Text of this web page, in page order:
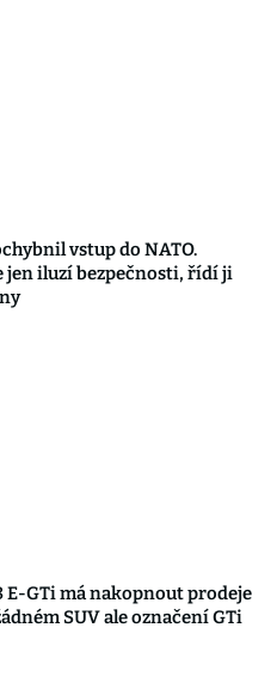
vstup do NATO.
jen iluzí bezpečnosti, řídí ji
E-GTi má nakopnout prodeje
SUV ale označení GTi